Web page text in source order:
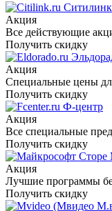
Ситилинк
Акция
Все действующие
Получить скидку
Акция
Специальные цены
Получить скидку
Ф-центр
Акция
Все специальные
Получить скидку
Акция
Лучшие программы
Получить скидку